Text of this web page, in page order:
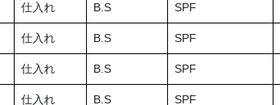
仕入れ B.S SPF
仕入れ B.S SPF
仕入れ B.S SPF
仕入れ
B.S SPF